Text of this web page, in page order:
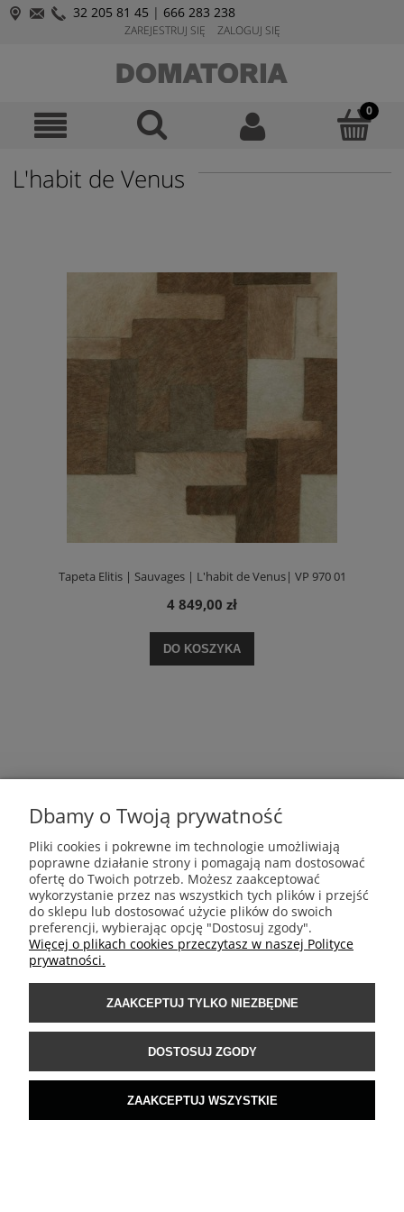
32 205 81 45 | 666 283 238
ZAREJESTRUJ SIĘ ZALOGUJ SIĘ
L'habit de Venus
Tapeta Elitis | Sauvages | L'habit de Venus| VP 970 01
4 849,00 zł
DO KOSZYKA
MOJE KONTO
PŁATNOŚCI I DOSTAWA
INFORMACJE
POMOC
https://www.flaticon.com
Dbamy o Twoją prywatność
Pliki cookies i pokrewne im technologie umożliwiają
poprawne działanie strony i pomagają nam dostosować
ofertę do Twoich potrzeb. Możesz zaakceptować
wykorzystanie przez nas wszystkich tych plików i przejść
do sklepu lub dostosować użycie plików do swoich
preferencji, wybierając opcję "Dostosuj zgody".
Więcej o plikach cookies przeczytasz w naszej Polityce
prywatności.
ZAAKCEPTUJ TYLKO NIEZBĘDNE
DOSTOSUJ ZGODY
ZAAKCEPTUJ WSZYSTKIE